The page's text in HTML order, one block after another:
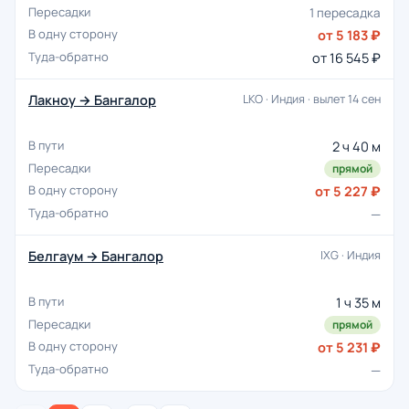
1 пересадка
от 5 183 ₽
от 16 545 ₽
Лакноу → Бангалор LKO · Индия · вылет 14 сен
2 ч 40 м
прямой
от 5 227 ₽
—
Белгаум → Бангалор IXG · Индия
1 ч 35 м
прямой
от 5 231 ₽
—